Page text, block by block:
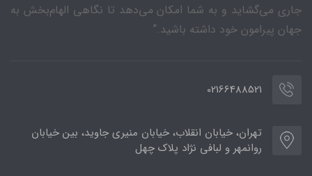
جاری می‌گشاید و به شما امکان می‌دهد تا نگاهی الهام‌بخش به
جهان پیرامون خود داشته باشید.”
02166488521
تهران، خیابان انقلاب، خیابان منیری جاوید، بین خیابان
روانمهر و لبافی نژاد پلاک چهل